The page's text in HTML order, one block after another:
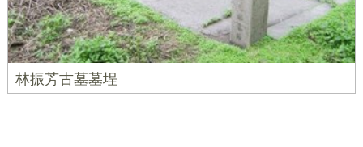
林振芳古墓墓埕